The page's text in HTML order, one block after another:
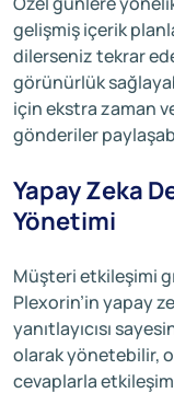
gelişmiş içerik
dilerseniz tekrar
görünürlük
için ekstra zaman
gönderiler
Yapay Zeka
Yönetimi
Müşteri etkileşimi
Plexorin’in yapay
yanıtlayıcısı
olarak yönetebilir,
cevaplarla